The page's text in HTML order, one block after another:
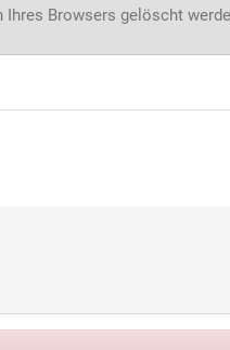
Browsers gelöscht